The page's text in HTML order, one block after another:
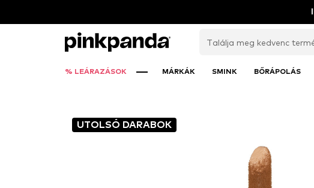
% LEÁRAZÁSOK MÁRKÁK SMINK BŐRÁPOLÁS
UTOLSÓ DARABOK